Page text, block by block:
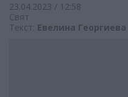
23.04.2023 / 12:58
Свят
Текст: Евелина Георгиева